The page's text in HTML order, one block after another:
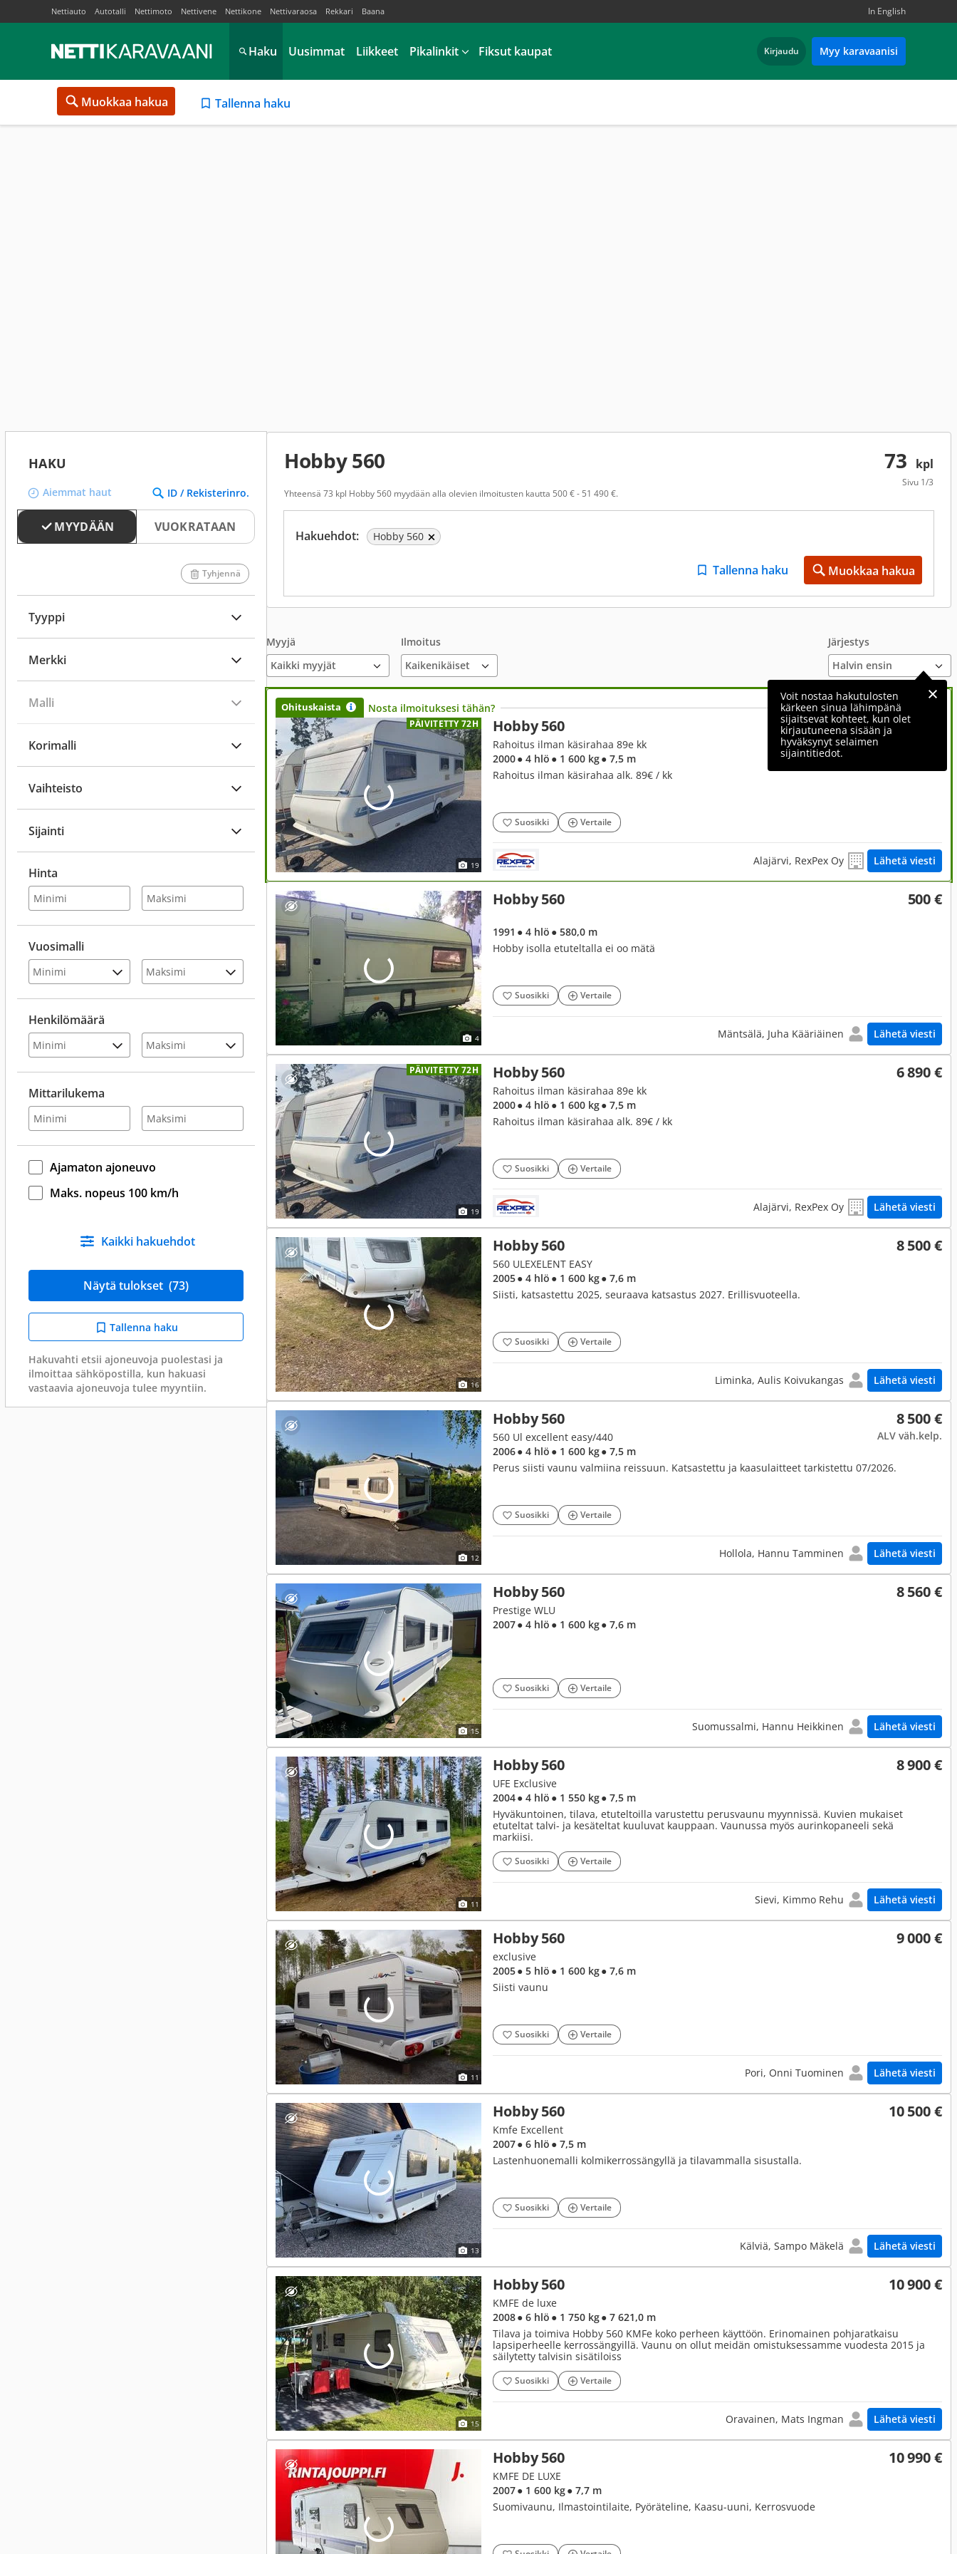
Nettiauto Autotalli Nettimoto Nettivene Nettikone Nettivaraosa Rekkari Baana In English
Haku Uusimmat Liikkeet Pikalinkit Fiksut kaupat Kirjaudu Myy karavaanisi
Muokkaa hakua Tallenna haku
HAKU
Aiemmat haut ID / Rekisterinro.
MYYDÄÄN VUOKRATAAN
Tyhjennä
Tyyppi
Merkki
Malli
Korimalli
Vaihteisto
Sijainti
Henkilömäärä
Mittarilukema
Vuosimalli
Hinta
Ajamaton ajoneuvo
Maks. nopeus 100 km/h
Kaikki hakuehdot
Näytä tulokset (73)
Tallenna haku
Hakuvahti etsii ajoneuvoja puolestasi ja
ilmoittaa sähköpostilla, kun hakuasi
vastaavia ajoneuvoja tulee myyntiin.
73 kpl
Sivu 1/3
Hobby 560
Yhteensä 73 kpl Hobby 560 myydään alla olevien ilmoitusten kautta 500 € - 51 490 €.
Hakuehdot: Hobby 560
Tallenna haku Muokkaa hakua
Myyjä
Kaikki myyjät
Ilmoitus Järjestys
Voit nostaa hakutulosten
kärkeen sinua lähimpänä
sijaitsevat kohteet, kun olet
kirjautuneena sisään ja
hyväksynyt selaimen
sijaintitiedot.
Ohituskaista Nosta ilmoituksesi tähän?
PÄIVITETTY 72H
19
Hobby 560 6 890 €
Rahoitus ilman käsirahaa 89e kk
2000● 4 hlö ● 1 600 kg● 7,5 m
Rahoitus ilman käsirahaa alk. 89€ / kk
Suosikki Vertaile
Alajärvi, RexPex Oy Lähetä viesti
4
Hobby 560 500 €
1991 ● 4 hlö ● 580,0 m
Hobby isolla etuteltalla ei oo mätä
Suosikki Vertaile
Mäntsälä, Juha Kääriäinen Lähetä viesti
PÄIVITETTY 72H
19
Hobby 560 6 890 €
Rahoitus ilman käsirahaa 89e kk
2000● 4 hlö ● 1 600 kg● 7,5 m
Rahoitus ilman käsirahaa alk. 89€ / kk
Suosikki Vertaile
Alajärvi, RexPex Oy Lähetä viesti
16
Hobby 560 8 500 €
560 ULEXELENT EASY
2005● 4 hlö ● 1 600 kg● 7,6 m
Siisti, katsastettu 2025, seuraava katsastus 2027. Erillisvuoteella.
Suosikki Vertaile
Liminka, Aulis Koivukangas Lähetä viesti
12
Hobby 560 8 500 €
ALV väh.kelp.
560 Ul excellent easy/440
2006● 4 hlö ● 1 600 kg● 7,5 m
Perus siisti vaunu valmiina reissuun. Katsastettu ja kaasulaitteet tarkistettu 07/2026.
Suosikki Vertaile
Hollola, Hannu Tamminen Lähetä viesti
15
Hobby 560 8 560 €
Prestige WLU
2007● 4 hlö ● 1 600 kg● 7,6 m
Suosikki Vertaile
Suomussalmi, Hannu Heikkinen Lähetä viesti
11
Hobby 560 8 900 €
UFE Exclusive
2004● 4 hlö ● 1 550 kg● 7,5 m
Hyväkuntoinen, tilava, etuteltoilla varustettu perusvaunu myynnissä. Kuvien mukaiset
etuteltat talvi- ja kesäteltat kuuluvat kauppaan. Vaunussa myös aurinkopaneeli sekä
markiisi.
Suosikki Vertaile
Sievi, Kimmo Rehu Lähetä viesti
11
Hobby 560 9 000 €
exclusive
2005● 5 hlö ● 1 600 kg● 7,6 m
Siisti vaunu
Suosikki Vertaile
Pori, Onni Tuominen Lähetä viesti
13
Hobby 560 10 500 €
Kmfe Excellent
2007● 6 hlö ● 7,5 m
Lastenhuonemalli kolmikerrossängyllä ja tilavammalla sisustalla.
Suosikki Vertaile
Kälviä, Sampo Mäkelä Lähetä viesti
15
Hobby 560 10 900 €
KMFE de luxe
2008● 6 hlö ● 1 750 kg● 7 621,0 m
Tilava ja toimiva Hobby 560 KMFe koko perheen käyttöön. Erinomainen pohjaratkaisu
lapsiperheelle kerrossängyillä. Vaunu on ollut meidän omistuksessamme vuodesta 2015 ja
säilytetty talvisin sisätiloiss
Suosikki Vertaile
Oravainen, Mats Ingman Lähetä viesti
Hobby 560 10 990 €
KMFE DE LUXE
2007● 1 600 kg● 7,7 m
Suomivaunu, Ilmastointilaite, Pyöräteline, Kaasu-uuni, Kerrosvuode